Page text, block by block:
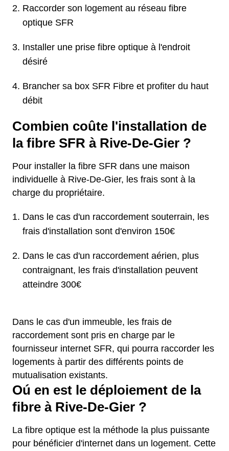
Raccorder son logement au réseau fibre
optique SFR
Installer une prise fibre optique à l'endroit
désiré
Brancher sa box SFR Fibre et profiter du haut
débit
Combien coûte l'installation de
la fibre SFR à Rive-De-Gier ?
Pour installer la fibre SFR dans une maison
individuelle à Rive-De-Gier, les frais sont à la
charge du propriétaire.
Dans le cas d'un raccordement souterrain, les
frais d'installation sont d'environ 150€
Dans le cas d'un raccordement aérien, plus
contraignant, les frais d'installation peuvent
atteindre 300€
Dans le cas d'un immeuble, les frais de
raccordement sont pris en charge par le
fournisseur internet SFR, qui pourra raccorder les
logements à partir des différents points de
mutualisation existants.
Oú en est le déploiement de la
fibre à Rive-De-Gier ?
La fibre optique est la méthode la plus puissante
pour bénéficier d'internet dans un logement. Cette